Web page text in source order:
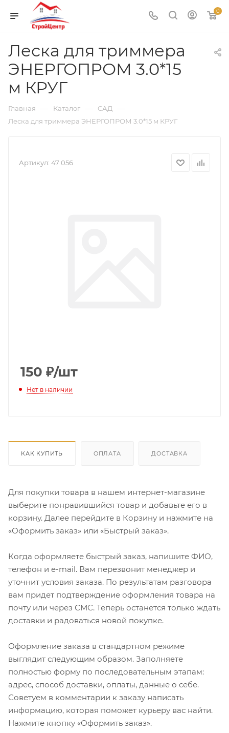
0
Леска для триммера
ЭНЕРГОПРОМ 3.0*15
м КРУГ
Главная — Каталог — САД —
Леска для триммера ЭНЕРГОПРОМ 3.0*15 м КРУГ
Артикул: 47 056
150 ₽/шт
Нет в наличии
КАК КУПИТЬ ОПЛАТА ДОСТАВКА
Для покупки товара в нашем интернет-магазине
выберите понравившийся товар и добавьте его в
корзину. Далее перейдите в Корзину и нажмите на
«Оформить заказ» или «Быстрый заказ».
Когда оформляете быстрый заказ, напишите ФИО,
телефон и e-mail. Вам перезвонит менеджер и
уточнит условия заказа. По результатам разговора
вам придет подтверждение оформления товара на
почту или через СМС. Теперь останется только ждать
доставки и радоваться новой покупке.
Оформление заказа в стандартном режиме
выглядит следующим образом. Заполняете
полностью форму по последовательным этапам:
адрес, способ доставки, оплаты, данные о себе.
Советуем в комментарии к заказу написать
информацию, которая поможет курьеру вас найти.
Нажмите кнопку «Оформить заказ».